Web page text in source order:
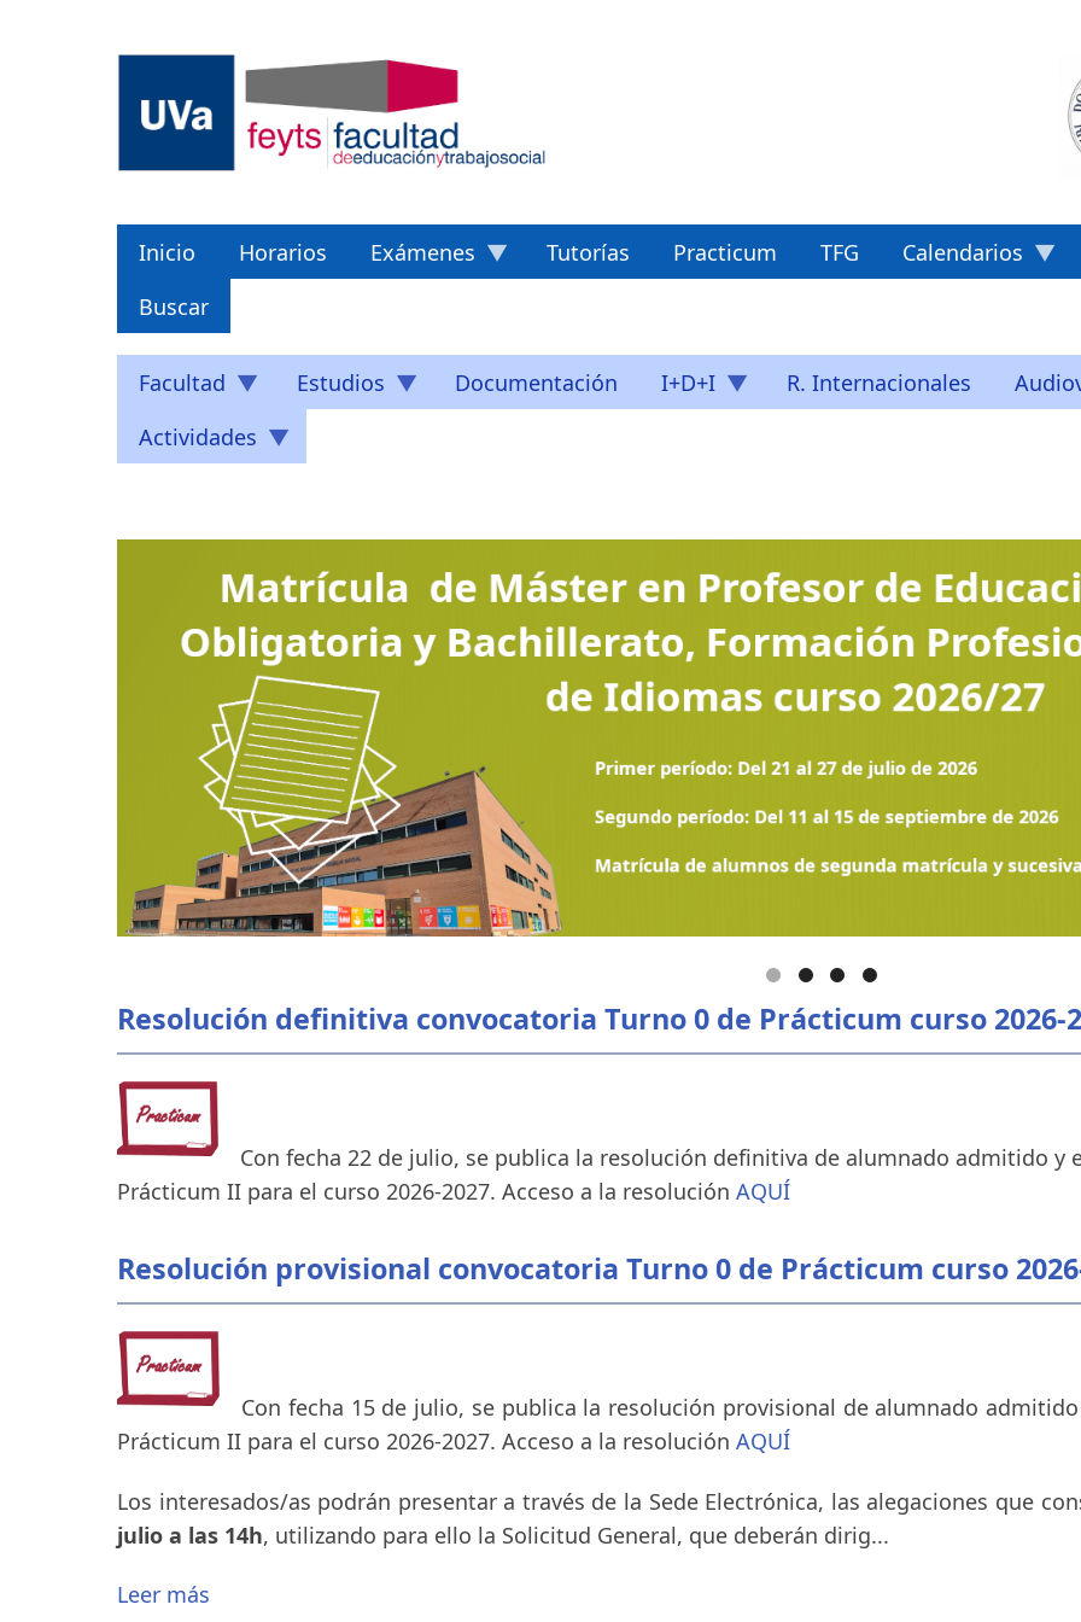
Inicio Horarios Exámenes Tutorías Practicum TFG
Calendarios
Buscar
Facultad Estudios Documentación I+D+I R. Internacionales
Actividades
Resolución definitiva convocatoria Turno 0 de Prácticum curso 2026-
Con fecha 22 de julio, se publica la resolución definitiva de alumnado admitido y
Prácticum II para el curso 2026-2027. Acceso a la resolución AQUÍ
Resolución provisional convocatoria Turno 0 de Prácticum curso
Con fecha 15 de julio, se publica la resolución provisional de alumnado
Prácticum II para el curso 2026-2027. Acceso a la resolución AQUÍ
Los interesados/as podrán presentar a través de la Sede Electrónica, las alegaciones que
julio a las 14h, utilizando para ello la Solicitud General, que deberán dirig...
Leer más